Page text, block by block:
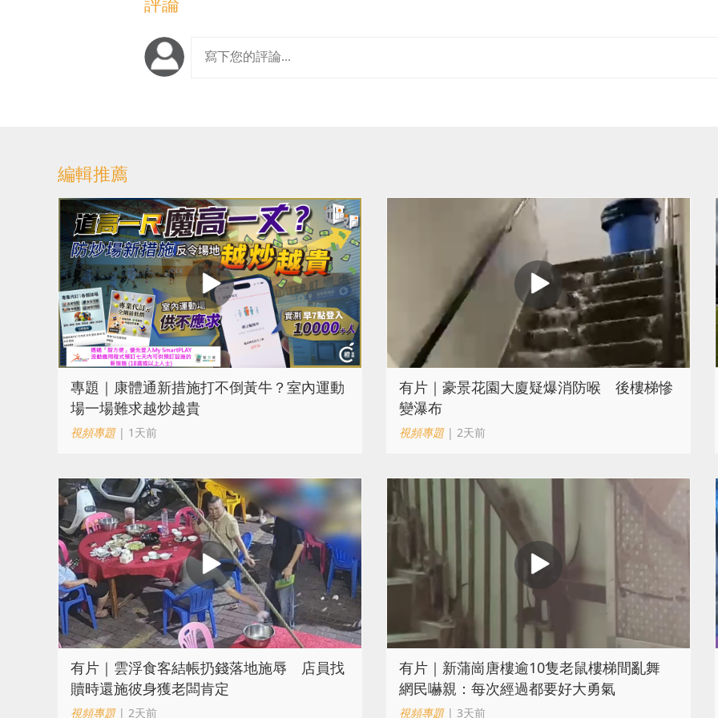
編輯推薦
專題｜康體通新措施打不倒黃牛？室內運動
場一場難求越炒越貴
視頻專題| 1天前
有片｜豪景花園大廈疑爆消防喉 後樓梯慘
變瀑布
視頻專題| 2天前
​有片｜雲浮食客結帳扔錢落地施辱 店員找
贖時還施彼身獲老闆肯定
視頻專題| 2天前
有片｜新蒲崗唐樓逾10隻老鼠樓梯間亂舞
網民嚇親：每次經過都要好大勇氣
視頻專題| 3天前